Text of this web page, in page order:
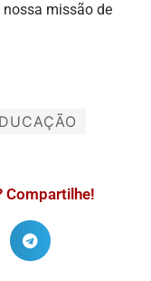
missão de
Compartilhe!